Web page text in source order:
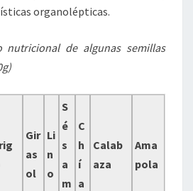
organolépticas.
nutricional de algunas semillas
Gir
as
ol
Li
n
o
S
é
s
a
m
C
h
í
a
Calab
aza
Ama
pola